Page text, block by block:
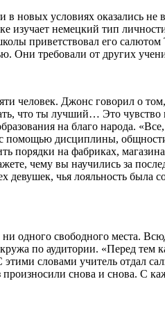
новых условиях оказались
изучает немецкий тип
приветствовал его
Они требовали от других
человек. Джонс говорил о
что ты лучший… Это
на благо народа.
дисциплины,
порядки на фабриках,
чему вы научились за
девушек, чья лояльность
одного свободного места.
по аудитории. «Перед тем
словами учитель отдал
снова и снова. С